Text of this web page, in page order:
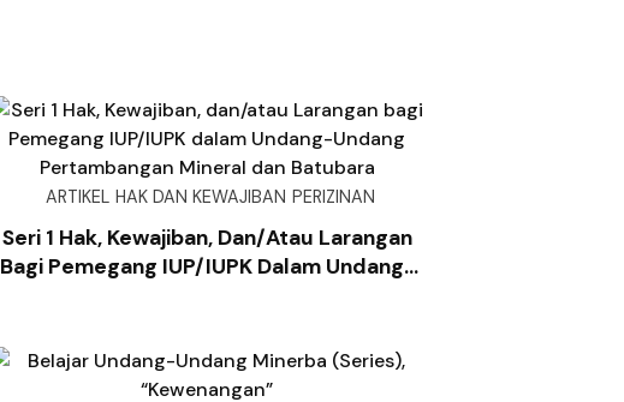
ARTIKEL HAK DAN KEWAJIBAN PERIZINAN
Seri 1 Hak, Kewajiban, Dan/atau Larangan
Bagi Pemegang IUP/IUPK Dalam Undang-